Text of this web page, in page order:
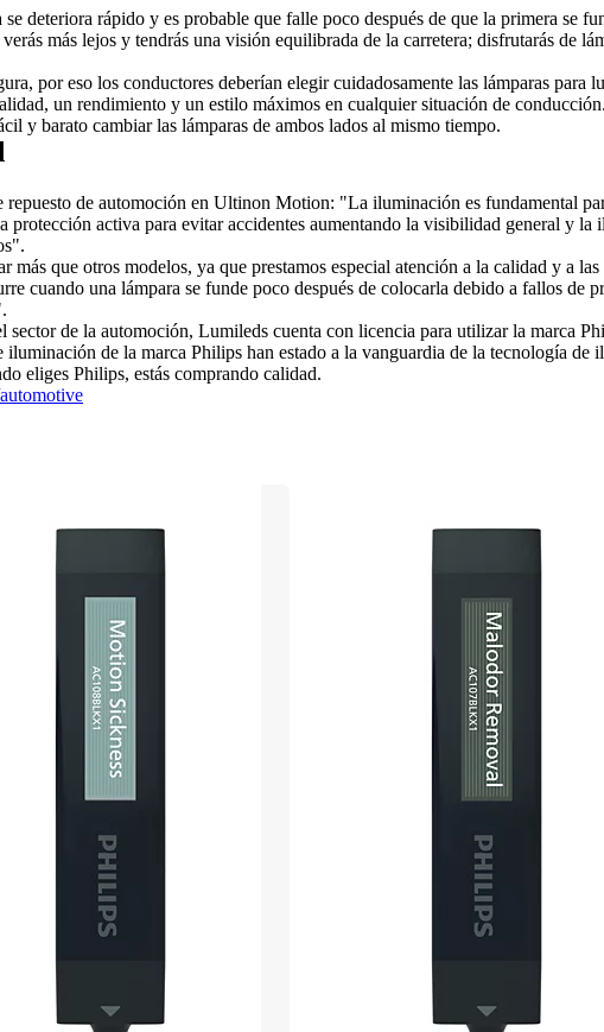
deteriora rápido y es probable que falle poco después de que la primera se
más lejos y tendrás una visión equilibrada de la carretera; disfrutarás de
por eso los conductores deberían elegir cuidadosamente las lámparas
un rendimiento y un estilo máximos en cualquier situación de
y barato cambiar las lámparas de ambos lados al mismo tiempo.
repuesto de automoción en Ultinon Motion: "La iluminación es fundamental
activa para evitar accidentes aumentando la visibilidad general y
más que otros modelos, ya que prestamos especial atención a la calidad y a
cuando una lámpara se funde poco después de colocarla debido a fallos de
de la automoción, Lumileds cuenta con licencia para utilizar la marca
iluminación de la marca Philips han estado a la vanguardia de la tecnología
eliges Philips, estás comprando calidad.